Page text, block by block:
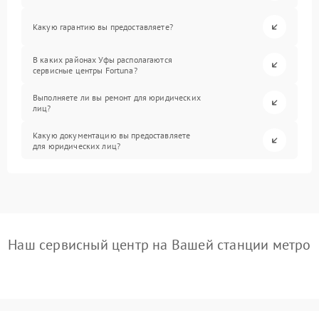
Какую гарантию вы предоставляете?
В каких районах Уфы располагаются
сервисные центры Fortuna?
Выполняете ли вы ремонт для юридических
лиц?
Какую документацию вы предоставляете
для юридических лиц?
Наш сервисный центр на Вашей станции метро